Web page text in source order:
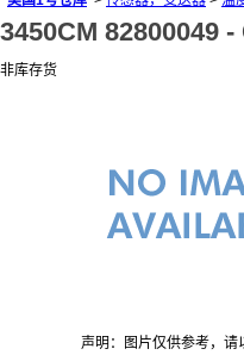
3450CM 82800049 -
非库存货
声明：图片仅供参考，请